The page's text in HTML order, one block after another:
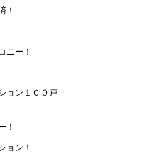
！
ニー！
ョン１００戸
！
ョン！